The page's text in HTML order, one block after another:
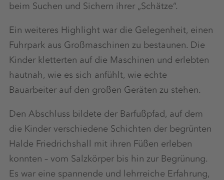
beim Suchen und Sichern ihrer „Schätze“.
Ein weiteres Highlight war die Gelegenheit, einen
Fuhrpark aus Großmaschinen zu bestaunen. Die
Kinder kletterten auf die Maschinen und erlebten
hautnah, wie es sich anfühlt, wie echte
Bauarbeiter auf den großen Geräten zu stehen.
Den Abschluss bildete der Barfußpfad, auf dem
die Kinder verschiedene Schichten der begrünten
Halde Friedrichshall mit ihren Füßen erleben
konnten – vom Salzkörper bis hin zur Begrünung.
Es war eine spannende und lehrreiche Erfahrung,